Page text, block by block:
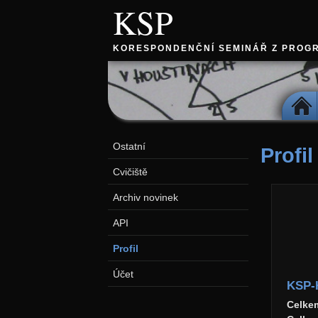
KSP
KORESPONDENČNÍ SEMINÁŘ Z
DOMŮ
Profil
Ostatní
Cvičiště
Archiv novinek
API
Profil
Účet